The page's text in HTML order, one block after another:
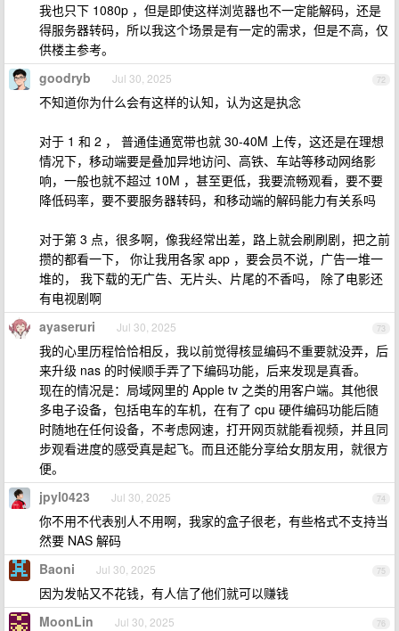
我也只下 1080p ，但是即使这样浏览器也不一定能解码，还是
得服务器转码，所以我这个场景是有一定的需求，但是不高，仅
供楼主参考。
72
goodryb Jul 30, 2025
不知道你为什么会有这样的认知，认为这是执念
对于 1 和 2 ， 普通佳通宽带也就 30-40M 上传，这还是在理想
情况下，移动端要是叠加异地访问、高铁、车站等移动网络影
响，一般也就不超过 10M ，甚至更低，我要流畅观看，要不要
降低码率，要不要服务器转码，和移动端的解码能力有关系吗
对于第 3 点，很多啊，像我经常出差，路上就会刷刷剧，把之前
攒的都看一下， 你让我用各家 app ，要会员不说，广告一堆一
堆的， 我下载的无广告、无片头、片尾的不香吗， 除了电影还
有电视剧啊
73
ayaseruri Jul 30, 2025
我的心里历程恰恰相反，我以前觉得核显编码不重要就没弄，后
来升级 nas 的时候顺手弄了下编码功能，后来发现是真香。
现在的情况是：局域网里的 Apple tv 之类的用客户端。其他很
多电子设备，包括电车的车机，在有了 cpu 硬件编码功能后随
时随地在任何设备，不考虑网速，打开网页就能看视频，并且同
步观看进度的感受真是起飞。而且还能分享给女朋友用，就很方
便。
74
jpyl0423 Jul 30, 2025
你不用不代表别人不用啊，我家的盒子很老，有些格式不支持当
然要 NAS 解码
75
Baoni Jul 30, 2025
因为发帖又不花钱，有人信了他们就可以赚钱
76
MoonLin Jul 30, 2025